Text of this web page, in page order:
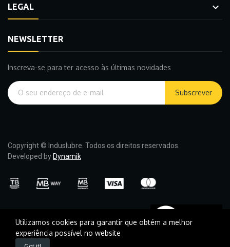
LEGAL 
NEWSLETTER
Inscreva-se para ter acesso às últimas novidades
Subscrever
Copyright © Induslubre. Todos os direitos reservados.
Developed by Dynamik
Utilizamos cookies para garantir que obtém a melhor
experiência possível no website